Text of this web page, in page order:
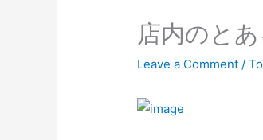
店内のと
Leave a Comment /